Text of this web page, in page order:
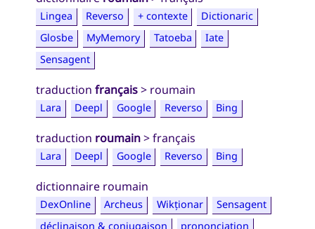
Lingea Reverso + contexte
Dictionaric
Glosbe
MyMemory Tatoeba
Iate
Sensagent
traductionfrançais> roumain
Lara Deepl Google Reverso Bing
traduction roumain> français
Lara Deepl Google Reverso Bing
dictionnaire roumain
DexOnline Archeus Wikționar
Sensagent